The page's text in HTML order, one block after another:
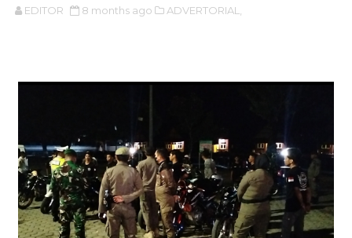
EDITOR 8 months ago ADVERTORIAL,